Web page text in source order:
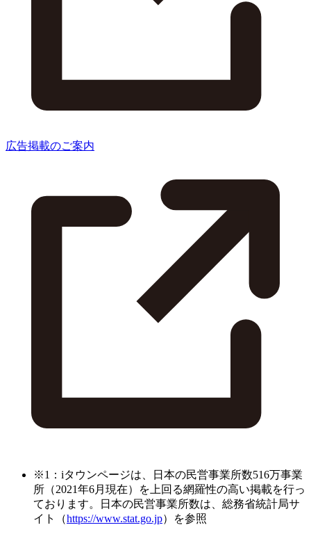
広告掲載のご案内
※1：iタウンページは、日本の民営事業所数516万事業
所（2021年6月現在）を上回る網羅性の高い掲載を行っ
ております。日本の民営事業所数は、総務省統計局サ
イト（https://www.stat.go.jp）を参照